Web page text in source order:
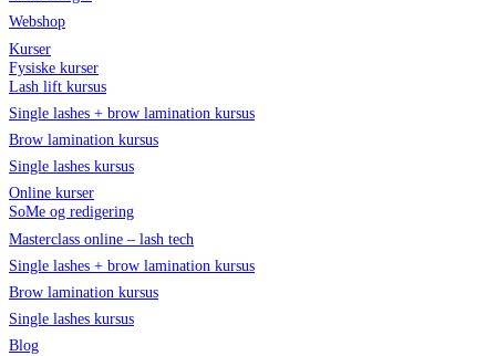
Webshop
Kurser
Fysiske kurser
Lash lift kursus
Single lashes + brow lamination kursus
Brow lamination kursus
Single lashes kursus
Online kurser
SoMe og redigering
Masterclass online – lash tech
Single lashes + brow lamination kursus
Brow lamination kursus
Single lashes kursus
Blog